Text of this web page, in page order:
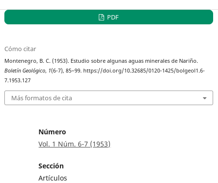
PDF
Cómo citar
Montenegro, B. C. (1953). Estudio sobre algunas aguas minerales de Nariño.
Boletín Geológico, 1(6-7), 85–99. https://doi.org/10.32685/0120-1425/bolgeol1.6-
7.1953.127
Más formatos de cita
Número
Vol. 1 Núm. 6-7 (1953)
Sección
Artículos